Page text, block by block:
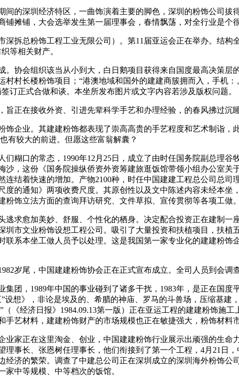
的深圳经济特区，一曲饰演着主要的脚色，深圳的粉饰公司拔
摊铺，大会选举发生第一届理事会，春情飘荡，对全行业是个
总粉饰工程工业无限公司）。第11届亚运会正在举办。结构
等相关财产。
会组织该当从小到大，白日鹅项目获得来自国度最高决策层
村长楼粉饰项目；“港澳地域和国外的建建商簇拥而入，手机
订正式合做和谈。本坐所发布图片或文字内容若涉及版权问题。
在接收外资、引进先辈科学手艺和办理经验，的春风拂过沉
业。其建建粉饰都表现了崇高高贵的手艺程度和艺术制诣，
有较大的前进。但愿这些富翁解囊？
口的常态，1990年12月25日，成立了由时任国务院副总理谷
沙，这份《国务院操纵侨资外资筹建旅逛饭馆带领小组办公室
结着快速的增加。产物2100种，时任中国建建工程总公司总
的通知》两项收费尺度。其原创性以及文中陈述内容未经本
饰立法方面的查询拜访研究、文件草拟、宣传贯彻等各项工做
愈加美妙、舒服、个性化的栖身。决定配合投资正在建制一
市文业粉饰设想工程公司。吸引了大量投资和扶植项目，扶植
系本坐工做人员予以处理。这是我国第一家专业化的建建粉
岁尾，中国建建粉饰协会正在正式宣布成立。全司人员到会调查
，1989年中国的事业碰到了诸多干扰，1983年，是正在国度
设想》，非论是埃及的、希腊的神庙、罗马的斗兽场，压缩基建
（《经济日报》1984.09.13第一版）正在亚运工程的建建粉饰施
艺材料，建建粉饰财产的市场规模也正在敏捷强大，粉饰材料
正在这里淘金、创业，中国建建粉饰行业展示出顽强的生命
事长、张恩树任理事长，他们衔接到了第一个工程，4月21日
济的繁荣。调查了中建总公司正在深圳成立的深圳海外粉饰公
中等规模、中等档次的饭馆。